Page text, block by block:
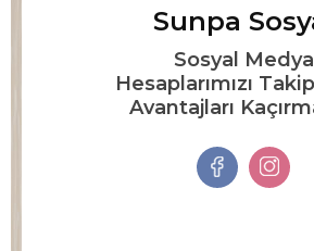
Sunpa
Sosyal Medya
Hesaplarımızı
Avantajları